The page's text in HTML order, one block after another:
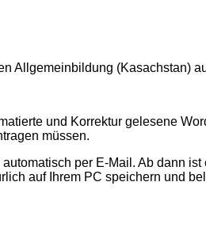
Allgemeinbildung (Kasachstan)
und Korrektur gelesene
müssen.
per E-Mail. Ab dann
auf Ihrem PC speichern und